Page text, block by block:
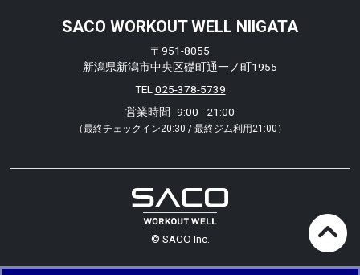
SACO WORKOUT WELL NIIGATA
〒951-8055
新潟県新潟市中央区礎町通一ノ町1955
TEL 025-378-5739
営業時間
9:00 - 21:00
（最終チェックイン20:30 / 最終ジム利用21:00）
© SACO Inc.